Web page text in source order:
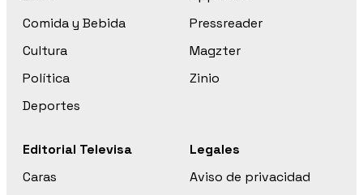
Comida y Bebida
Cultura
Política
Deportes
Pressreader
Magzter
Zinio
Editorial Televisa
Caras
Legales
Aviso de privacidad